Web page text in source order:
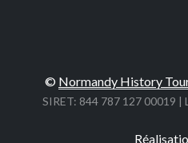
© Normandy History
SIRET: 844 787 127 00019 |